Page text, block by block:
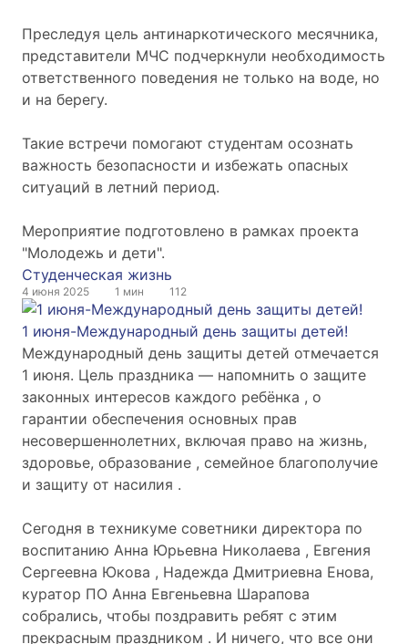
Преследуя цель антинаркотического месячника,
представители МЧС подчеркнули необходимость
ответственного поведения не только на воде, но
и на берегу.
Такие встречи помогают студентам осознать
важность безопасности и избежать опасных
ситуаций в летний период.
Мероприятие подготовлено в рамках проекта
"Молодежь и дети".
Студенческая жизнь
4 июня 2025 1 мин 112
1 июня-Международный день защиты детей!
Международный день защиты детей отмечается
1 июня. Цель праздника — напомнить о защите
законных интересов каждого ребёнка , о
гарантии обеспечения основных прав
несовершеннолетних, включая право на жизнь,
здоровье, образование , семейное благополучие
и защиту от насилия .
Сегодня в техникуме советники директора по
воспитанию Анна Юрьевна Николаева , Евгения
Сергеевна Юкова , Надежда Дмитриевна Енова,
куратор ПО Анна Евгеньевна Шарапова
собрались, чтобы поздравить ребят с этим
прекрасным праздником . И ничего, что все они